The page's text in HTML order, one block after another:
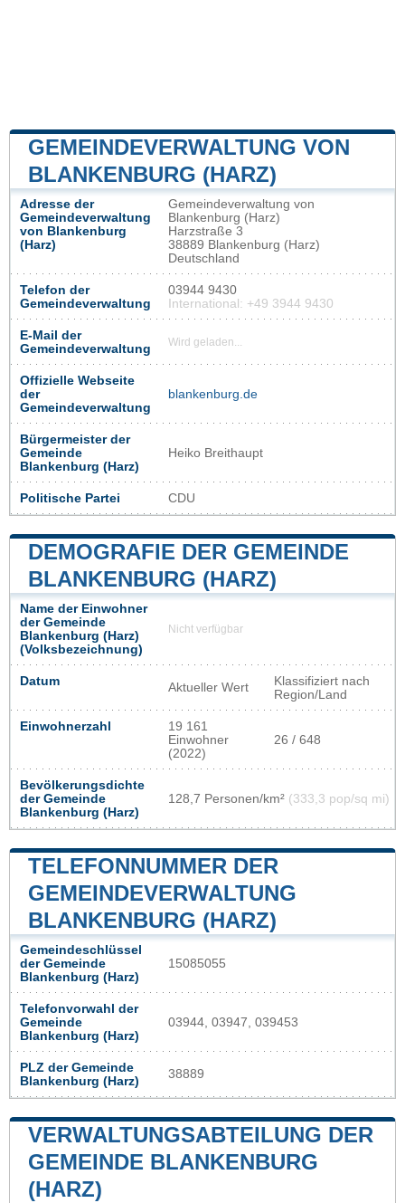
GEMEINDEVERWALTUNG VON
BLANKENBURG (HARZ)
Adresse der
Gemeindeverwaltung
von Blankenburg
(Harz)
Gemeindeverwaltung von
Blankenburg (Harz)
Harzstraße 3
38889 Blankenburg (Harz)
Deutschland
Telefon der
Gemeindeverwaltung
03944 9430
International: +49 3944 9430
E-Mail der
Gemeindeverwaltung
Wird geladen...
Offizielle Webseite
der
Gemeindeverwaltung
blankenburg.de
Bürgermeister der
Gemeinde
Blankenburg (Harz)
Heiko Breithaupt
Politische Partei CDU
DEMOGRAFIE DER GEMEINDE
BLANKENBURG (HARZ)
Name der Einwohner
der Gemeinde
Blankenburg (Harz)
(Volksbezeichnung)
Nicht verfügbar
Datum Aktueller Wert
Klassifiziert nach
Region/Land
Einwohnerzahl
19 161
Einwohner
(2022)
26 / 648
Bevölkerungsdichte
der Gemeinde
Blankenburg (Harz)
128,7 Personen/km² (333,3 pop/sq mi)
TELEFONNUMMER DER
GEMEINDEVERWALTUNG
BLANKENBURG (HARZ)
Gemeindeschlüssel
der Gemeinde
Blankenburg (Harz)
15085055
Telefonvorwahl der
Gemeinde
Blankenburg (Harz)
03944, 03947, 039453
PLZ der Gemeinde
Blankenburg (Harz)
38889
VERWALTUNGSABTEILUNG DER
GEMEINDE BLANKENBURG
(HARZ)